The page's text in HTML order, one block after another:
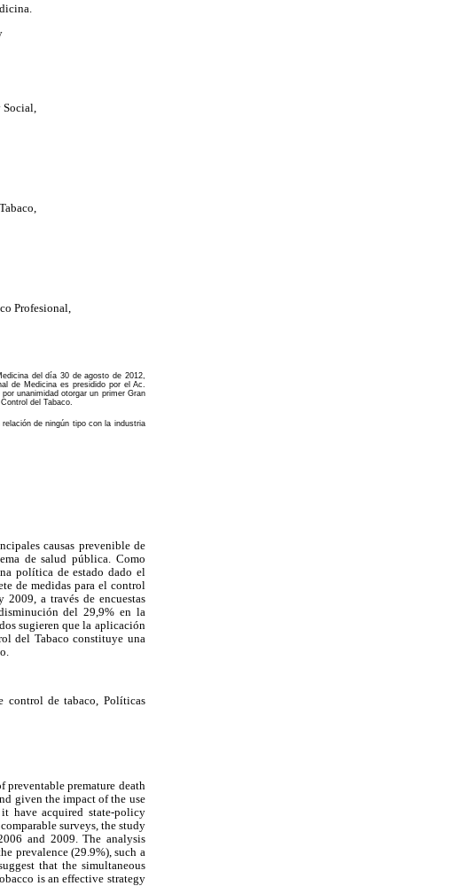
Social,
Profesional,
del día 30 de agosto de 2012,
de Medicina espresidido por el Ac.
unanimidad otorgar un primer Gran
del Tabaco.
de ningún tipo con la industria
causas prevenible de
de salud pública. Como
política de estado dado el
de medidas para el control
a través de encuestas
del 29,9% en la
sugieren que la aplicación
del Tabaco constituye una
control de tabaco, Políticas
preventable premature death
given the impact of the use
have acquired state-policy
surveys, the study
and 2009. The analysis
prevalence (29.9%), such a
that the simultaneous
is an effective strategy